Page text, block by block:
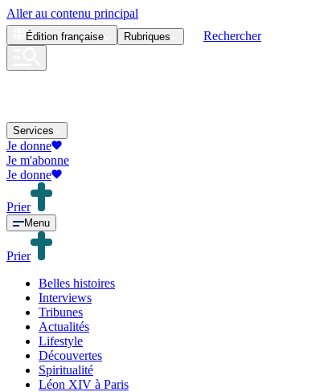
Aller au contenu principal
Édition française Rubriques Rechercher
Services
Je donne
Je m'abonne
Je donne
Prier
Menu
Prier
Belles histoires
Interviews
Tribunes
Actualités
Lifestyle
Découvertes
Spiritualité
Léon XIV à Paris